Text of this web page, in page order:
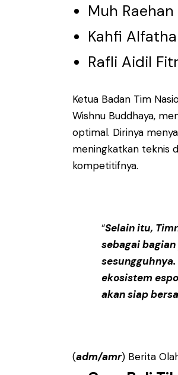
Muh Raehan
Kahfi
Rafli Aidil
Ketua Badan Tim
Wishnu Buddhaya,
optimal. Dirinya
meningkatkan teknis
kompetitifnya.
“Selain itu,
sebagai
ekosistem
akan siap
(adm/amr) Berita